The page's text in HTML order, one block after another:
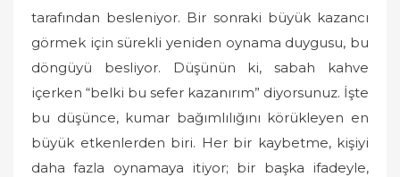
tarafından besleniyor. Bir sonraki büyük kazancı
görmek için sürekli yeniden oynama duygusu, bu
döngüyü besliyor. Düşünün ki, sabah kahve
içerken “belki bu sefer kazanırım” diyorsunuz. İşte
bu düşünce, kumar bağımlılığını körükleyen en
büyük etkenlerden biri. Her bir kaybetme, kişiyi
daha fazla oynamaya itiyor; bir başka ifadeyle,